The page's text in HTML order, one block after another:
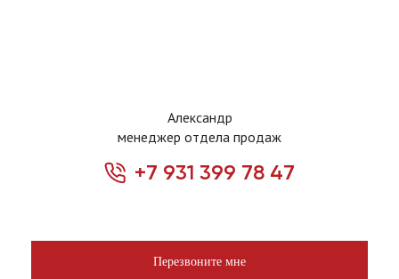
Александр
менеджер отдела продаж
+7 931 399 78 47
Перезвоните мне